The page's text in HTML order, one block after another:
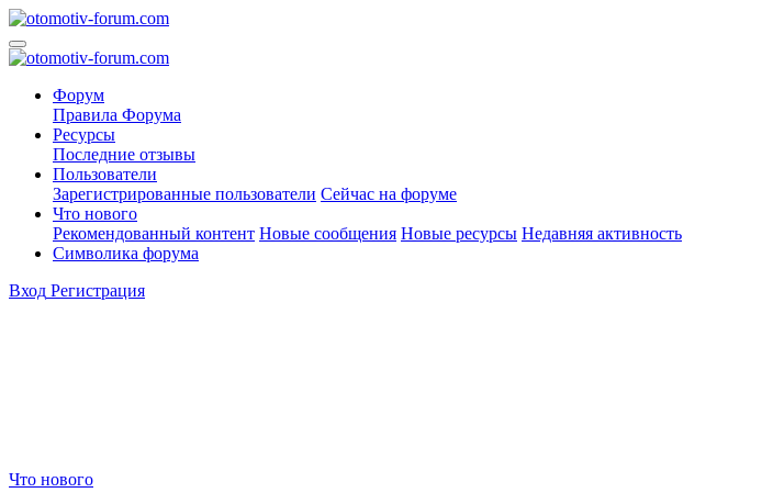
Форум
Правила Форума
Ресурсы
Последние отзывы
Пользователи
Зарегистрированные пользователи Сейчас на форуме
Что нового
Рекомендованный контент Новые сообщения Новые ресурсы Недавняя активность
Символика форума
Вход Регистрация
Что нового